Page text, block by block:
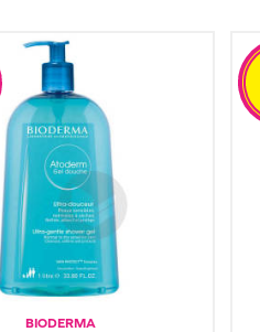
BIODERMA